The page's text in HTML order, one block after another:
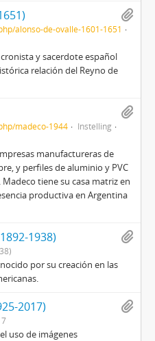
alonso-de-ovalle-1601-1651
y sacerdote español
relación del Reyno de
madeco-1944
Instelling
manufactureras de
y perfiles de aluminio y PVC
tiene su casa matriz en
productiva en Argentina
1938)
por su creación en las
2017)
uso de imágenes